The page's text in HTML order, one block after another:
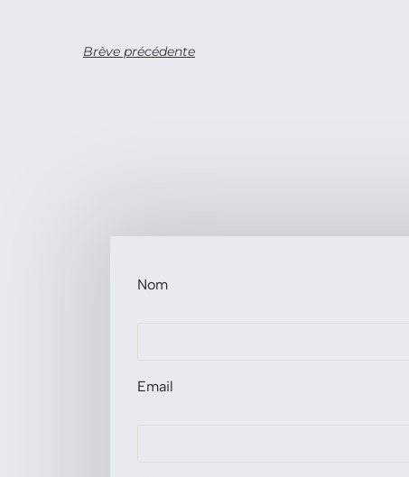
Brève précédente
Nom
Email